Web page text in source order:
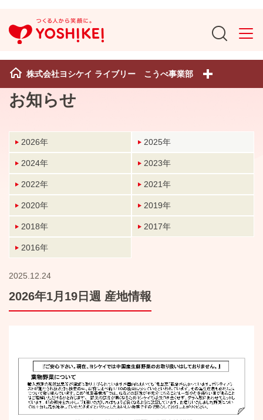
株式会社ヨシケイ ライブリー こうべ事業部
お知らせ
2026年 2025年
2024年 2023年
2022年 2021年
2020年 2019年
2018年 2017年
2016年
2025.12.24
2026年1月19日週 産地情報